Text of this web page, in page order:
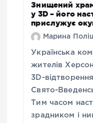
Знищений храм
у 3D – його
прислужує
Марина
Українська
жителів
3D-
Свято-
Тим часом
зрадником і